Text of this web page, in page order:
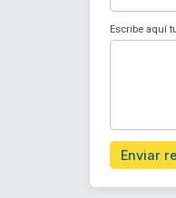
Escribe aquí
Enviar